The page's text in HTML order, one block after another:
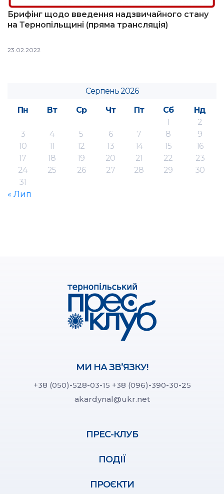
Брифінг щодо введення надзвичайного стану
на Тернопільщині (пряма трансляція)
23.02.2022
Серпень 2026
Пн
Вт Ср Чт Пт Сб
Нд
1
2
3
4 5 6 7 8
9
10
11 12 13 14 15
16
17
18 19 20 21 22
23
24
25 26 27 28 29
30
31
« Лип
МИ НА ЗВ’ЯЗКУ!
+38 (050)-528-03-15 +38 (096)-390-30-25
akardynal@ukr.net
ПРЕС-КЛУБ
ПОДІЇ
ПРОЄКТИ